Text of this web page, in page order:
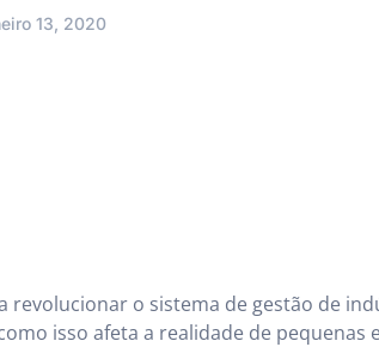
13, 2020
revolucionar o sistema de gestão de
isso afeta a realidade de pequenas